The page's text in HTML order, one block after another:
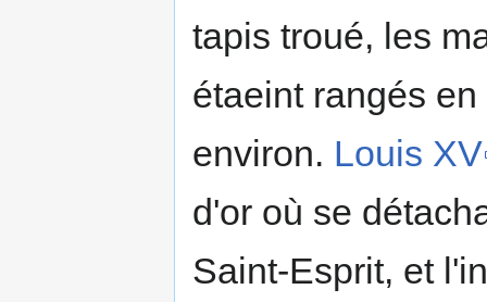
tapis troué, les
étaeint rangés
environ. Louis XV
d'or où se
Saint-Esprit, et